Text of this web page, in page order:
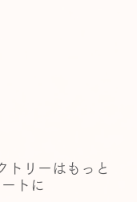
トリーはもっと
ートに